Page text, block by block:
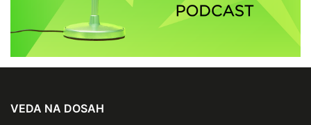
VEDA NA DOSAH